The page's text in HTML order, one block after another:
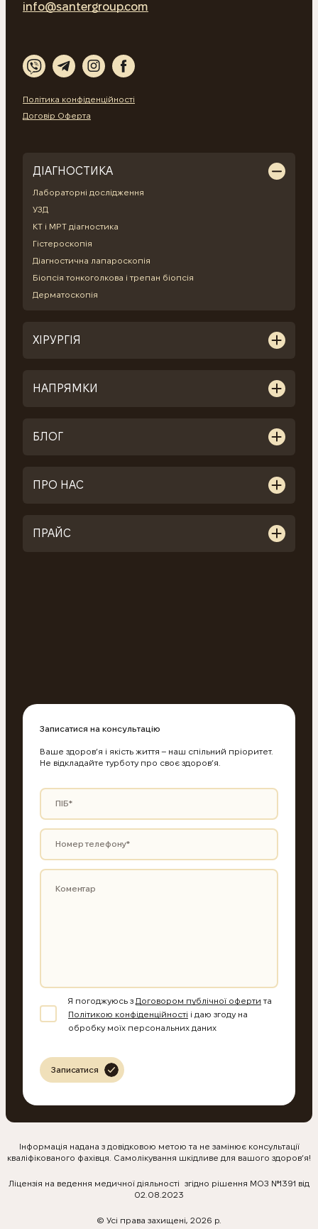
info@santergroup.com
Політика конфіденційності
Договір Оферта
ДІАГНОСТИКА
Лабораторні дослідження
УЗД
КТ і МРТ діагностика
Гістероскопія
Діагностична лапароскопія
Біопсія тонкоголкова і трепан біопсія
Дерматоскопія
ХІРУРГІЯ
НАПРЯМКИ
БЛОГ
ПРО НАС
ПРАЙС
Записатися на консультацію
Ваше здоров’я і якість життя – наш спільний пріоритет.
Не відкладайте турботу про своє здоров’я.
Я погоджуюсь з Договором публічної оферти та
Політикою конфіденційності і даю згоду на
обробку моїх персональних даних
Записатися
Інформація надана з довідковою метою та не замінює консультації
кваліфікованого фахівця. Самолікування шкідливе для вашого здоров’я!
Ліцензія на ведення медичної діяльності згідно рішення МОЗ №1391 від
02.08.2023
© Усі права захищені, 2026 р.
КНОПКА